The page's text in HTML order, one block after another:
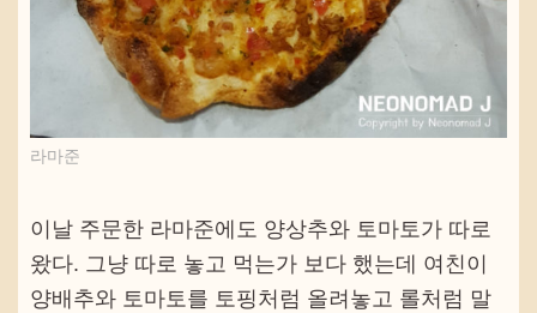
라마준
이날 주문한 라마준에도 양상추와 토마토가 따로
왔다. 그냥 따로 놓고 먹는가 보다 했는데 여친이
양배추와 토마토를 토핑처럼 올려놓고 롤처럼 말